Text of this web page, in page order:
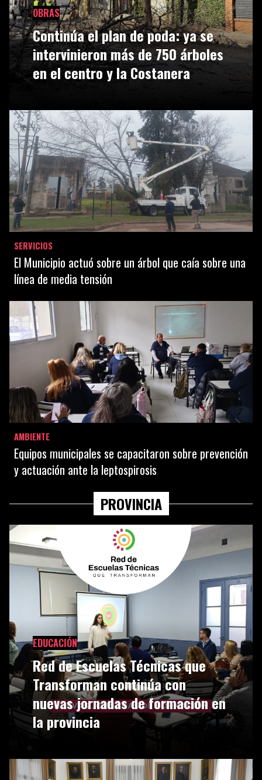
OBRAS
Continúa el plan de poda: ya se
intervinieron más de 750 árboles
en el centro y la Costanera
SERVICIOS
El Municipio actuó sobre un árbol que caía sobre una
línea de media tensión
AMBIENTE
Equipos municipales se capacitaron sobre prevención
y actuación ante la leptospirosis
PROVINCIA
EDUCACIÓN
Red de Escuelas Técnicas que
Transforman continúa con
nuevas jornadas de formación en
la provincia